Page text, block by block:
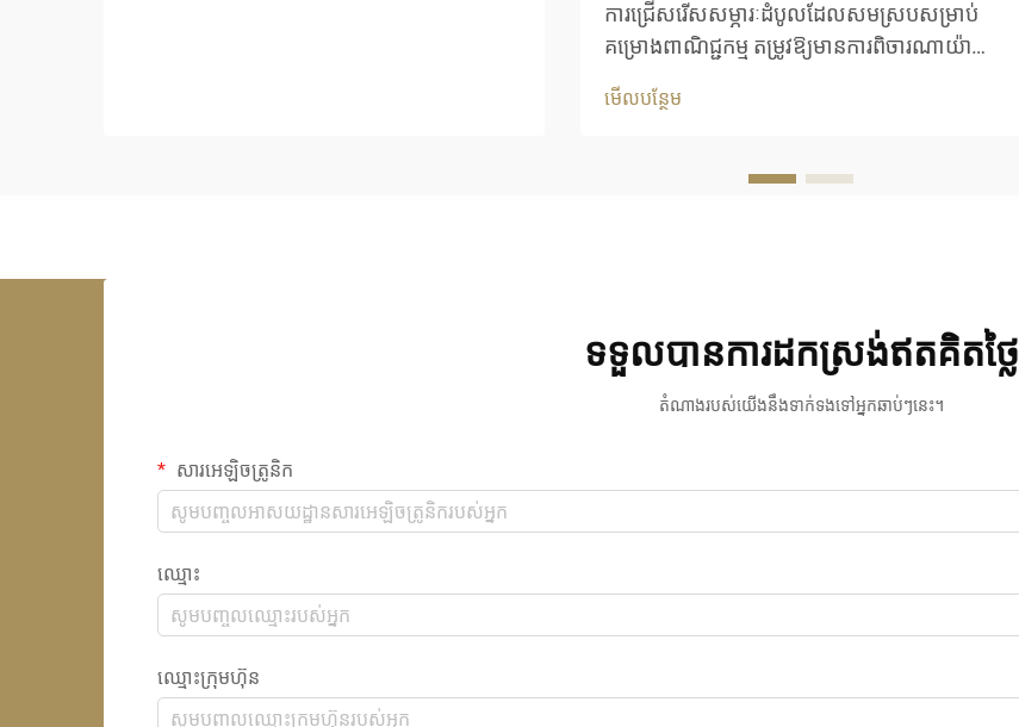
ការជ្រើសរើសសម្ភារៈដំបូលដែលសមស្របសម្រាប់
គម្រោងពាណិជ្ជកម្ម តម្រូវឱ្យមានការពិចារណាយ៉ាង
ប្រសិទ្ធភាពក្នុងរយៈពេលវែង។ ដំបូលស្នាមត្រយ៉ង់
អាជីវកម្មដែលចង់បានរូបរាងដូចដំបូលស្នាមត្រយ៉ង់
មើលបន្ថែម
ទទួលបានការដកស្រង់ឥតគិតថ្លៃ
តំណាងរបស់យើងនឹងទាក់ទងទៅអ្នកឆាប់ៗនេះ។
សារអេឡិចត្រូនិក
ឈ្មោះ
ឈ្មោះក្រុមហ៊ុន